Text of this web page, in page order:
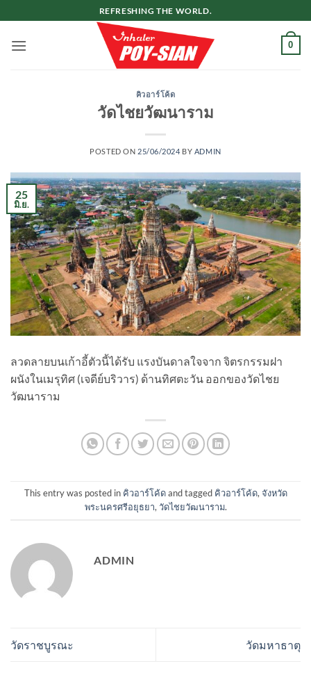
ไป
REFRESHING THE WORLD.
0
คิวอาร์โค้ด
วัดไชยวัฒนาราม
POSTED ON 25/06/2024 BY ADMIN
25
มิ.ย.
ลวดลายบนเก้าอี้ตัวนี้ได้รับ แรงบันดาลใจจาก จิตรกรรมฝา
ผนังในเมรุทิศ (เจดีย์บริวาร) ด้านทิศตะวัน ออกของวัดไชย
วัฒนาราม
This entry was posted in คิวอาร์โค้ดand tagged คิวอาร์โค้ด,จังหวัด
พระนครศรีอยุธยา,วัดไชยวัฒนาราม.
ADMIN
วัดราชบูรณะ วัดมหาธาตุ